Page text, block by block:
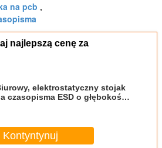
na pcb ,
najlepszą cenę za
elektrostatyczny stojak
czasopisma ESD o głębokości
Kontyntynuj